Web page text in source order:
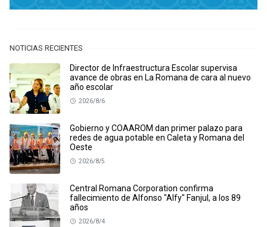
NOTICIAS RECIENTES
Director de Infraestructura Escolar supervisa
avance de obras en La Romana de cara al nuevo
año escolar
2026/8/6
Gobierno y COAAROM dan primer palazo para
redes de agua potable en Caleta y Romana del
Oeste
2026/8/5
Central Romana Corporation confirma
fallecimiento de Alfonso "Alfy" Fanjul, a los 89
años
2026/8/4